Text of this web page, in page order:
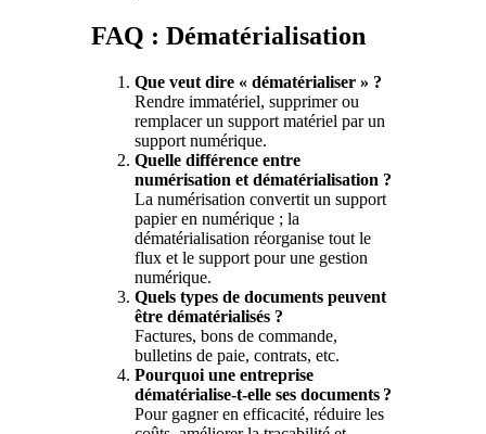
FAQ : Dématérialisation
Que veut dire « dématérialiser » ?
Rendre immatériel, supprimer ou
remplacer un support matériel par un
support numérique.
Quelle différence entre
numérisation et dématérialisation ?
La numérisation convertit un support
papier en numérique ; la
dématérialisation réorganise tout le
flux et le support pour une gestion
numérique.
Quels types de documents peuvent
être dématérialisés ?
Factures, bons de commande,
bulletins de paie, contrats, etc.
Pourquoi une entreprise
dématérialise-t-elle ses documents?
Pour gagner en efficacité, réduire les